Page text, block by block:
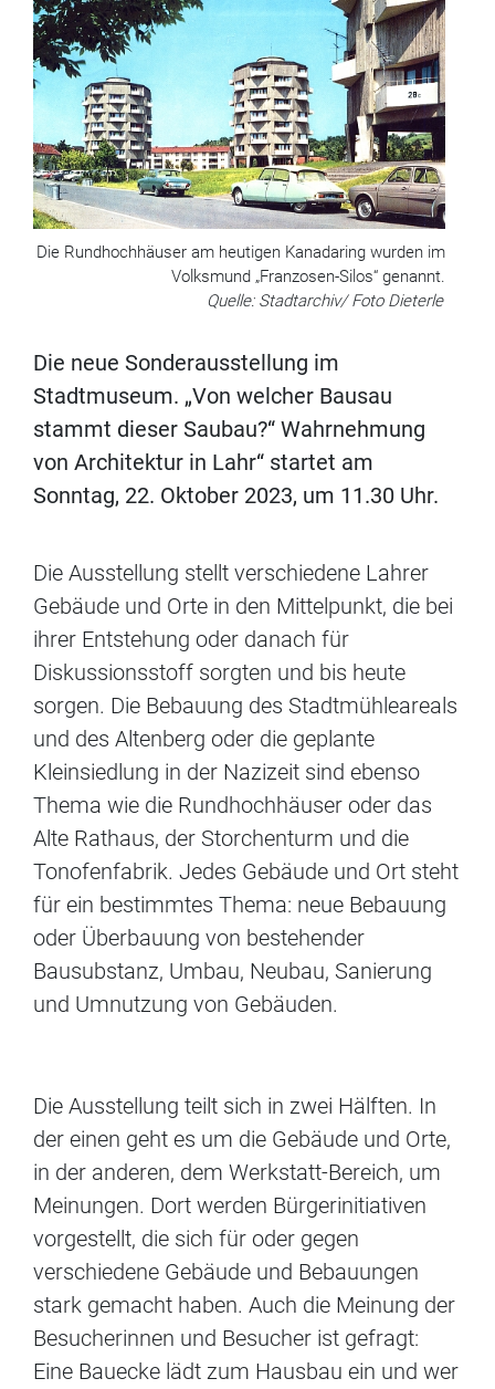
Die Rundhochhäuser am heutigen Kanadaring wurden im
Volksmund „Franzosen-Silos“ genannt.
Quelle: Stadtarchiv/ Foto Dieterle
Die neue Sonderausstellung im
Stadtmuseum. „Von welcher Bausau
stammt dieser Saubau?“ Wahrnehmung
von Architektur in Lahr“ startet am
Sonntag, 22. Oktober 2023, um 11.30 Uhr.
Die Ausstellung stellt verschiedene Lahrer
Gebäude und Orte in den Mittelpunkt, die bei
ihrer Entstehung oder danach für
Diskussionsstoff sorgten und bis heute
sorgen. Die Bebauung des Stadtmühleareals
und des Altenberg oder die geplante
Kleinsiedlung in der Nazizeit sind ebenso
Thema wie die Rundhochhäuser oder das
Alte Rathaus, der Storchenturm und die
Tonofenfabrik. Jedes Gebäude und Ort steht
für ein bestimmtes Thema: neue Bebauung
oder Überbauung von bestehender
Bausubstanz, Umbau, Neubau, Sanierung
und Umnutzung von Gebäuden.
Die Ausstellung teilt sich in zwei Hälften. In
der einen geht es um die Gebäude und Orte,
in der anderen, dem Werkstatt-Bereich, um
Meinungen. Dort werden Bürgerinitiativen
vorgestellt, die sich für oder gegen
verschiedene Gebäude und Bebauungen
stark gemacht haben. Auch die Meinung der
Besucherinnen und Besucher ist gefragt:
Eine Bauecke lädt zum Hausbau ein und wer